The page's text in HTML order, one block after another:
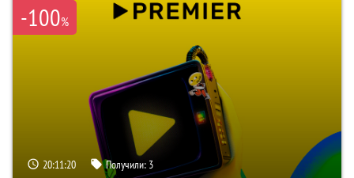
-100%
20:11:19 Получили: 3